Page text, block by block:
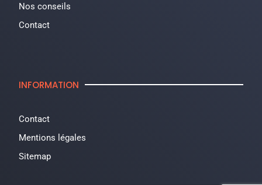
Nos conseils
Contact
INFORMATION
Contact
Mentions légales
Sitemap